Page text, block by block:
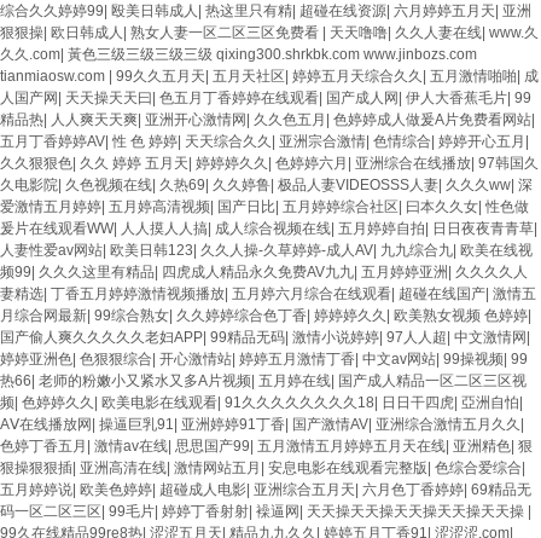
综合久久婷婷99| 殴美日韩成人 | 热这里只有精| 超碰在线资源| 六月婷婷五月天| 亚洲
狠狠操| 欧日韩成人 | 熟女人妻一区二区三区免费看 | 天天噜噜| 久久人妻在线| www.久
久久.com| 黃色三级三级三级三级 qixing300.shrkbk.com www.jinbozs.com
tianmiaosw.com | 99久久五月天| 五月天社区| 婷婷五月天综合久久 | 五月激情啪啪| 成
人国产网| 天天操天天曰| 色五月丁香婷婷在线观看| 国产成人网| 伊人大香蕉毛片| 99
精品热| 人人爽天天爽| 亚洲开心激情网| 久久色五月 | 色婷婷成人做爰A片免费看网站|
五月丁香婷婷AV|性 色 婷婷| 天天综合久久 | 亚洲宗合激情| 色情综合| 婷婷开心五月 |
久久狠狠色| 久久 婷婷 五月天| 婷婷婷久久 | 色婷婷六月 | 亚洲综合在线播放| 97韩国久
久电影院| 久色视频在线| 久热69| 久久婷鲁| 极品人妻VIDEOSSS人妻| 久久久ww| 深
爱激情五月婷婷| 五月婷高清视频| 国产日比| 五月婷婷综合社区| 曰本久久女|性色做
爰片在线观看WW| 人人摸人人搞| 成人综合视频在线| 五月婷婷自拍| 日日夜夜青青草|
人妻性爱av网站| 欧美日韩123| 久久人操-久草婷婷-成人AV| 九九综合九| 欧美在线视
频99| 久久久这里有精品| 四虎成人精品永久免费AV九九| 五月婷婷亚洲 | 久久久久人
妻精选| 丁香五月婷婷激情视频播放| 五月婷六月综合在线观看| 超碰在线国产| 激情五
月综合网最新| 99综合熟女| 久久婷婷综合色丁香| 婷婷婷久久 | 欧美熟女视频 色婷婷|
国产偷人爽久久久久久老妇APP| 99精品无码| 激情小说婷婷| 97人人超| 中文激情网|
婷婷亚洲色| 色狠狠综合| 开心激情站| 婷婷五月激情丁香| 中文av网站| 99操视频| 99
热66| 老师的粉嫩小又紧水又多A片视频| 五月婷在线| 国产成人精品一区二区三区视
频| 色婷婷久久 | 欧美电影在线观看| 91久久久久久久久久18| 日日干四虎| 亞洲自怕|
AⅤ在线播放网| 操逼巨乳91 | 亚洲婷婷91丁香| 国产激情AV| 亚洲综合激情五月久久 |
色婷丁香五月 | 激情av在线| 思思国产99| 五月激情五月婷婷五月天在线| 亚洲精色| 狠
狠操狠狠插| 亚洲高清在线| 激情网站五月 | 安息电影在线观看完整版| 色综合爱综合|
五月婷婷说| 欧美色婷婷| 超碰成人电影| 亚洲综合五月天| 六月色丁香婷婷| 69精品无
码一区二区三区| 99毛片| 婷婷丁香射射| 襙逼网| 天天操天天操天天操天天操天天操 |
99久在线精品99re8热| 涩涩五月天| 精品九九久久 | 婷婷五月丁香91 | 涩涩涩,com|